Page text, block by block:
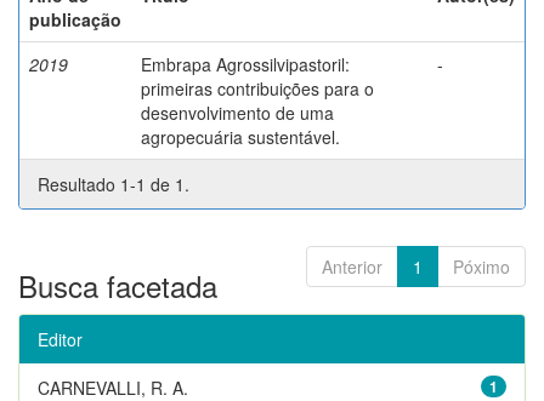
publicação
2019
Embrapa Agrossilvipastoril:
primeiras contribuições para o
desenvolvimento de uma
agropecuária sustentável.
-
Resultado 1-1 de 1.
Anterior 1 Póximo
Busca facetada
Editor
1
CARNEVALLI, R. A.